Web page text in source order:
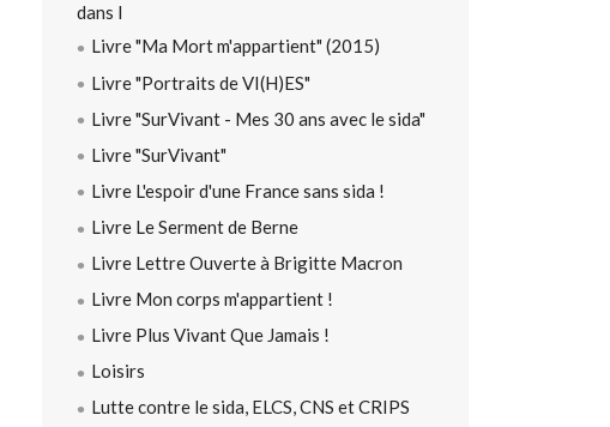
dans l
Livre "Ma Mort m'appartient" (2015)
Livre "Portraits de VI(H)ES"
Livre "SurVivant - Mes 30 ans avec le sida"
Livre "SurVivant"
Livre L'espoir d'une France sans sida !
Livre Le Serment de Berne
Livre Lettre Ouverte à Brigitte Macron
Livre Mon corps m'appartient !
Livre Plus Vivant Que Jamais !
Loisirs
Lutte contre le sida, ELCS, CNS et CRIPS